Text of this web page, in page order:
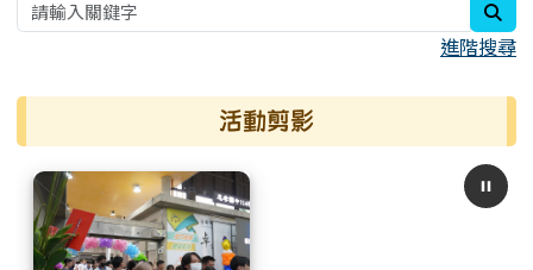
進階搜尋
活動剪影